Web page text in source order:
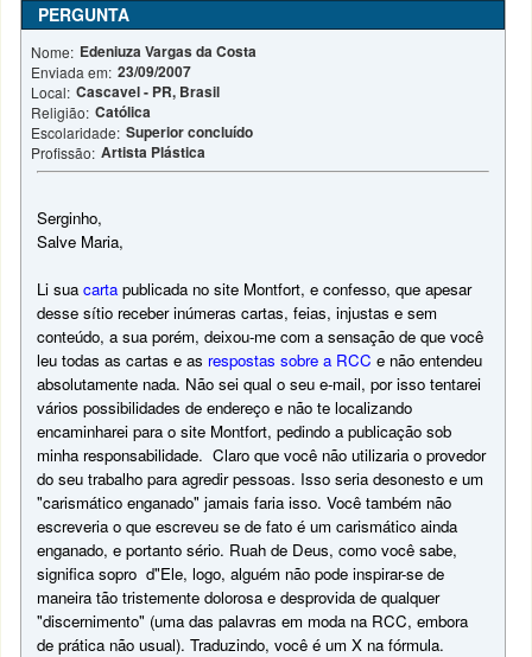
PERGUNTA
Nome: Edeniuza Vargas da Costa
Enviada em: 23/09/2007
Local: Cascavel - PR, Brasil
Religião: Católica
Escolaridade: Superior concluído
Profissão: Artista Plástica
Serginho,
Salve Maria,
Li suacartapublicada no site Montfort, e confesso, que apesar
desse sítio receber inúmeras cartas, feias, injustas e sem
conteúdo, a sua porém, deixou-me com a sensação de que você
leu todas as cartas e as respostas sobre a RCC e não entendeu
absolutamente nada. Não sei qual o seu e-mail, por isso tentarei
vários possibilidades de endereço e não te localizando
encaminharei para o site Montfort, pedindo a publicação sob
minha responsabilidade. Claro que você não utilizaria o provedor
do seu trabalho para agredir pessoas. Isso seria desonesto e um
"carismático enganado" jamais faria isso. Você também não
escreveria o que escreveu se de fato é um carismático ainda
enganado, e portanto sério. Ruah de Deus, como você sabe,
significa sopro d"Ele, logo, alguém não pode inspirar-se de
maneira tão tristemente dolorosa e desprovida de qualquer
"discernimento" (uma das palavras em moda na RCC, embora
de prática não usual). Traduzindo, você é um X na fórmula.